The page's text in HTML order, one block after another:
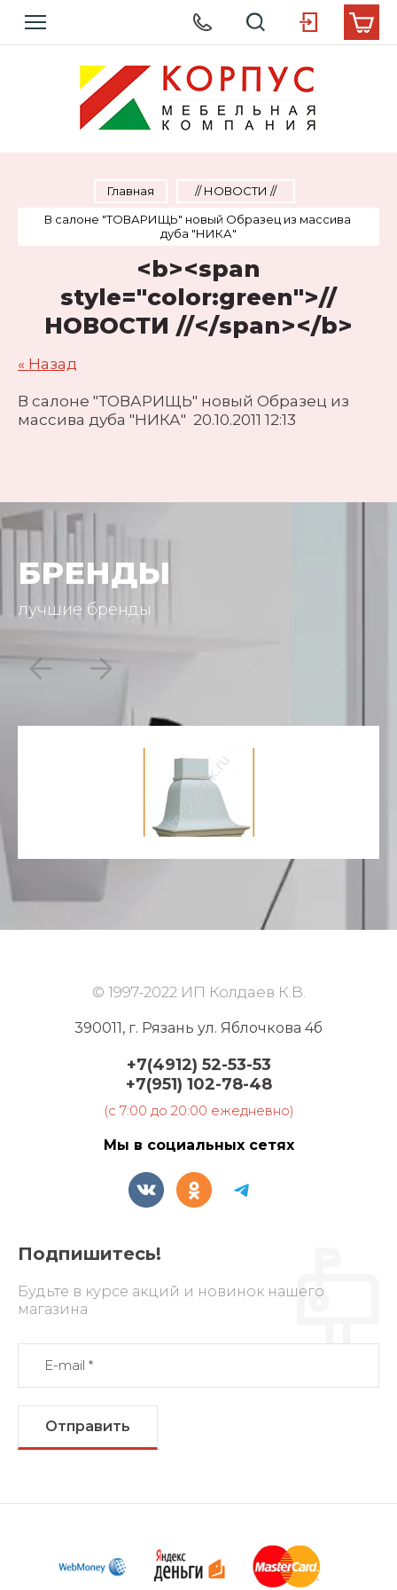
Главная
  // НОВОСТИ //
В салоне "ТОВАРИЩЬ" новый Образец из массива
дуба "НИКА"
<b><span
style="color:green">//
НОВОСТИ //</span></b>
« Назад
В салоне "ТОВАРИЩЬ" новый Образец из
массива дуба "НИКА" 20.10.2011 12:13
БРЕНДЫ
лучшие бренды
© 1997-2022 ИП Колдаев К.В.
390011, г. Рязань ул. Яблочкова 4б
+7(4912) 52-53-53
+7(951) 102-78-48
(c 7:00 до 20:00 ежедневно)
Мы в социальных сетях
Подпишитесь!
Будьте в курсе акций и новинок нашего
магазина
Отправить